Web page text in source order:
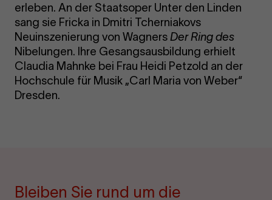
erleben. An der Staatsoper Unter den Linden
sang sie Fricka in Dmitri Tcherniakovs
Neuinszenierung von Wagners Der Ring des
Nibelungen. Ihre Gesangsausbildung erhielt
Claudia Mahnke bei Frau Heidi Petzold an der
Hochschule für Musik „Carl Maria von Weber“
Dresden.
Bleiben Sie rund um die